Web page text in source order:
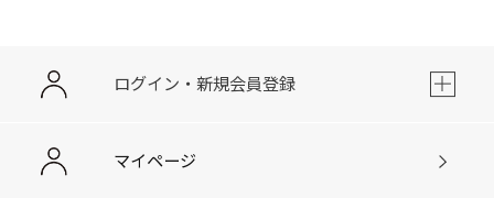
ログイン・新規会員登録
マイページ